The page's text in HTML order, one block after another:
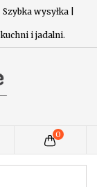
wysyłka |
i jadalni.
0